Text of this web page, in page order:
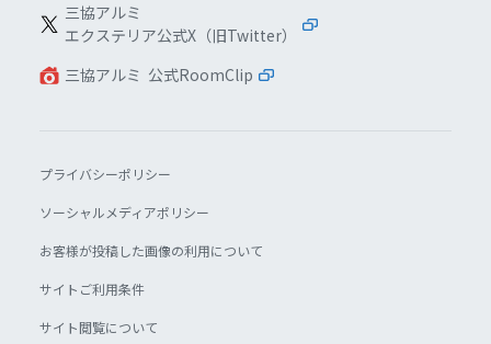
三協アルミ
エクステリア公式X（旧Twitter）
三協アルミ 公式RoomClip
プライバシーポリシー
ソーシャルメディアポリシー
お客様が投稿した画像の利用について
サイトご利用条件
サイト閲覧について